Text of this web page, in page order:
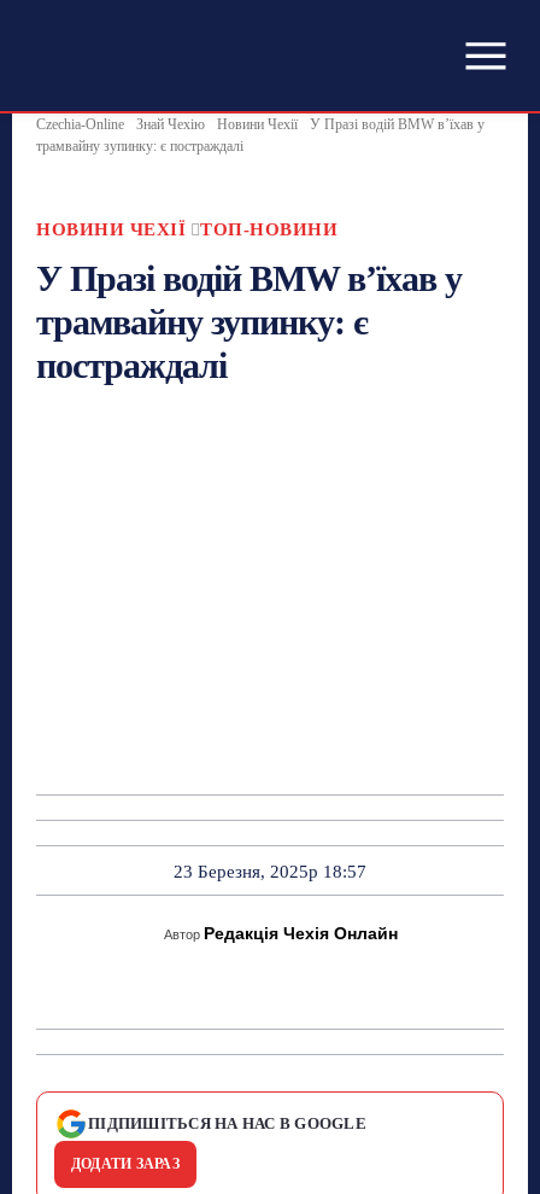
Czechia-Online Знай Чехію Новини Чехії
У Празі водій BMW в’їхав у
трамвайну зупинку: є постраждалі
НОВИНИ ЧЕХІЇ ТОП-НОВИНИ
У Празі водій BMW в’їхав у
трамвайну зупинку: є
постраждалі
23 Березня, 2025р 18:57
Автор Редакція Чехія Онлайн
ПІДПИШІТЬСЯ НА НАС В GOOGLE
ДОДАТИ ЗАРАЗ